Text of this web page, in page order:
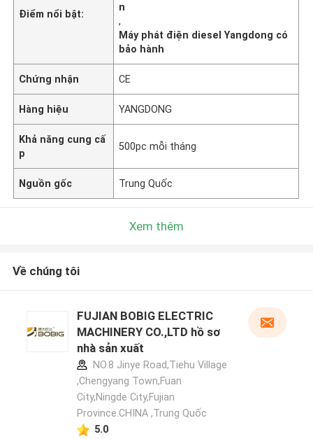
Điểm nổi bật:
n
,
Máy phát điện diesel Yangdong có
bảo hành
Chứng nhận CE
Hàng hiệu YANGDONG
Khả năng cung cấ
p
500pc mỗi tháng
Nguồn gốc Trung Quốc
Xem thêm
Về chúng tôi
FUJIAN BOBIG ELECTRIC
MACHINERY CO.,LTD hồ sơ
nhà sản xuất
NO.8 Jinye Road,Tiehu Village
,Chengyang Town,Fuan
City,Ningde City,Fujian
Province.CHINA ,Trung Quốc
5.0